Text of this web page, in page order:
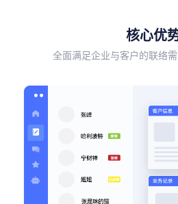
核心优
全面满足企业与客户的联络